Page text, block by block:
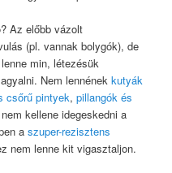
Az előbb vázolt
(pl. vannak bolygók), de
min, létezésük
Nem lennénekkutyák
csőrű pintyek,pillangók és
kellene idegeskedni a
aszuper-rezisztens
nem lenne kit vigasztaljon.